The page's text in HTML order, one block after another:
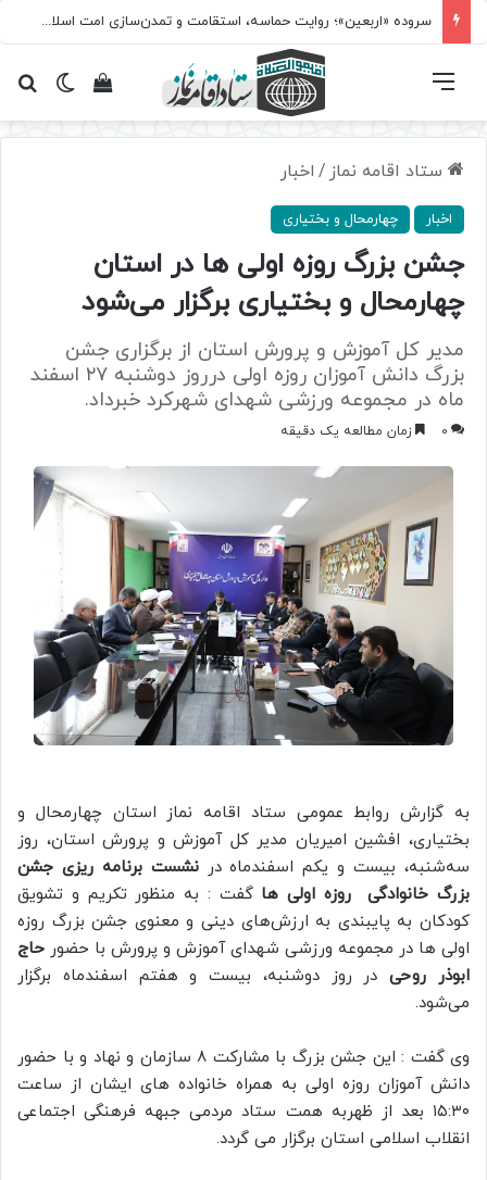
سروده‌ «اربعین»؛ روایت حماسه، استقامت و تمدن‌سازی امت اسلامی
تغییرمشاهده فهرست
ستاد اقامه نماز / اخبار
اخبار چهارمحال و بختیاری
جشن بزرگ روزه اولی ها در استان
چهارمحال و بختیاری برگزار می‌شود
مدیر کل آموزش و پرورش استان از برگزاری جشن
بزرگ دانش آموزان روزه اولی درروز دوشنبه ۲۷ اسفند
ماه در مجموعه ورزشی شهدای شهرکرد خبرداد.
0 زمان مطالعه یک دقیقه
به گزارش روابط عمومی ستاد اقامه نماز استان چهارمحال و
بختیاری، افشین امیریان مدیر کل آموزش و پرورش استان، روز
سه‌شنبه، بیست و یکم اسفندماه در نشست برنامه ریزی جشن
بزرگ خانوادگی روزه اولی ها گفت : به منظورتکریم و تشویق
کودکان به پایبندی به ارزش‌های دینی و معنوی جشن بزرگ روزه
اولی ها در مجموعه ورزشی شهدای آموزش و پرورش با حضور حاج
ابوذر روحیدر روز دوشنبه، بیست و هفتم اسفندماه برگزار
می‌شود.
وی گفت : این جشن بزرگ با مشارکت ۸ سازمان و نهاد و با حضور
دانش آموزان روزه اولی به همراه خانواده های ایشان از ساعت
۱۵:۳۰ بعد از ظهربه همت ستاد مردمی جبهه فرهنگی اجتماعی
انقلاب اسلامی استان برگزار می گردد.